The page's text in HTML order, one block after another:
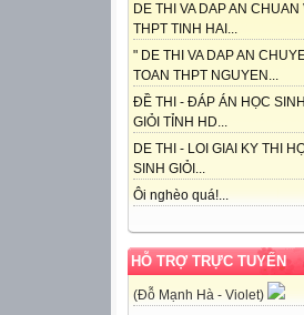
DE THI VA DAP AN CHUAN
THPT TINH HAI...
" DE THI VA DAP AN
TOAN THPT NGUYEN...
ĐỀ THI - ĐÁP ÁN HỌC SINH
GIỎI TỈNH HD...
DE THI - LOI GIAI KY THI
SINH GIỎI...
Ôi nghèo quá!...
HỖ TRỢ TRỰC TUYẾN
(Đỗ Mạnh Hà - Violet)